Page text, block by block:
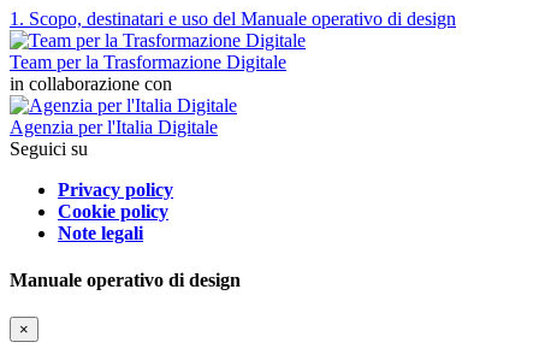
1. Scopo, destinatari e uso del Manuale operativo di design
Team per la Trasformazione Digitale
in collaborazione con
Agenzia per l'Italia Digitale
Seguici su
Privacy policy
Cookie policy
Note legali
Manuale operativo di design
×